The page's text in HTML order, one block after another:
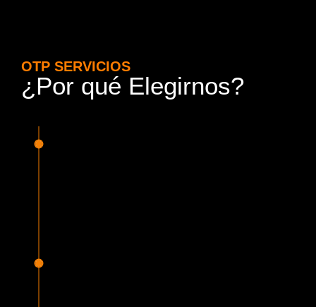
OTP SERVICIOS
¿Por qué Elegirnos?